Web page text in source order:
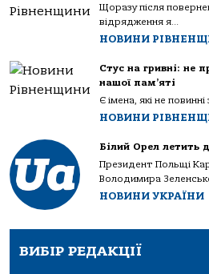
Щоразу після
відрядження я...
НОВИНИ
Стус на гривні: не
нашої пам’яті
Є імена, які не
НОВИНИ
Білий Орел летить
Президент Польщі
Володимира
НОВИНИ УКРАЇНИ
ВИБІР РЕДАКЦІЇ